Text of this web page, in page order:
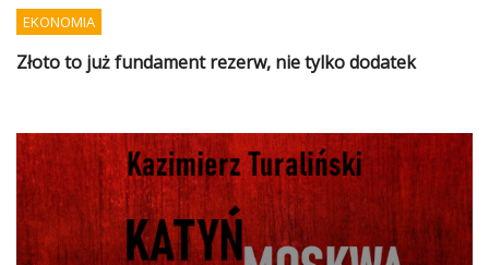
EKONOMIA
Złoto to już fundament rezerw, nie tylko dodatek